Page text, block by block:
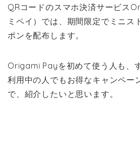
QRコードのスマホ決済サービス
ミペイ）では、期間限定でミニス
ポンを配布します。
Origami Payを初めて使う人も、
利用中の人でもお得なキャンペー
で、紹介したいと思います。